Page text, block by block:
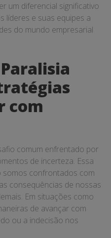
um diferencial significativo
líderes e suas equipes a
do mundo empresarial
com
comum enfrentado por
de incerteza. Essa
somos confrontados com
consequências de nossas
Em situações como
de avançar com
ou a indecisão nos